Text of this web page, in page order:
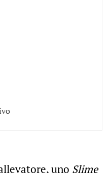
uno Slime